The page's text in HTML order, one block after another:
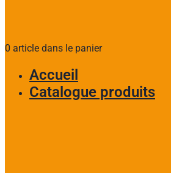
0 article dans le panier
Accueil
Catalogue produits